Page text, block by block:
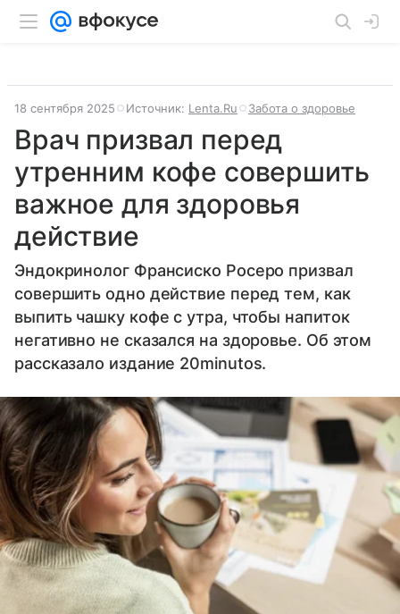
18 сентября 2025 Источник: Lenta.Ru Забота о здоровье
Врач призвал перед
утренним кофе совершить
важное для здоровья
действие
Эндокринолог Франсиско Росеро призвал
совершить одно действие перед тем, как
выпить чашку кофе с утра, чтобы напиток
негативно не сказался на здоровье. Об этом
рассказало издание 20minutos.